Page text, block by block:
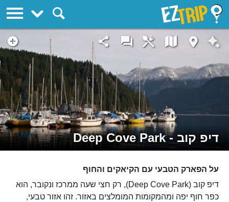
דיפ קוב - Deep Cove Park
על הפארק הטבעי עם הקיאקים והחוף
דיפ קוב (Deep Cove Park), רק חצי שעה ממרכז ונקובר, הוא
כפר חוף יפה ומהמקומות המומלצים באזור. זהו אזור טבעי,
EZTrip